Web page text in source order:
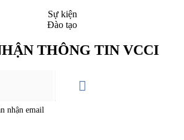
Sự kiện
Đào tạo
THÔNG TIN VCCI
nhận email